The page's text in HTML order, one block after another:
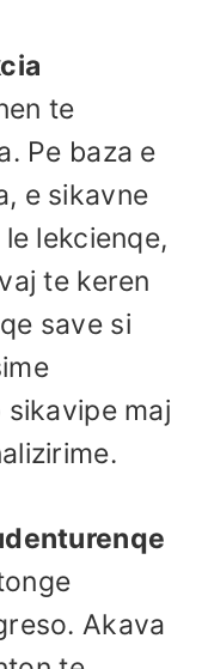
te
Pe baza e
e sikavne
lekcienqe,
te keren
save si
maj
Akava